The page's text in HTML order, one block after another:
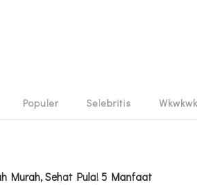
Populer Selebritis Wkwkwk
Murah, Sehat Pula! 5 Manfaat